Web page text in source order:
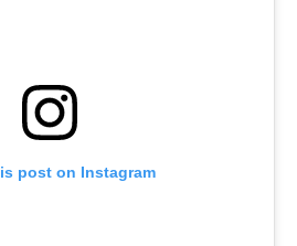
post on Instagram